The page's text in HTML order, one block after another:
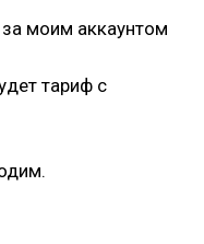
моим аккаунтом
тариф с